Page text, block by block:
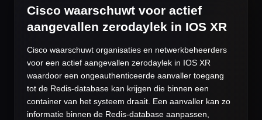
Cisco waarschuwt voor actief
aangevallen zerodaylek in IOS XR
Cisco waarschuwt organisaties en netwerkbeheerders
voor een actief aangevallen zerodaylek in IOS XR
waardoor een ongeauthenticeerde aanvaller toegang
tot de Redis-database kan krijgen die binnen een
container van het systeem draait. Een aanvaller kan zo
informatie binnen de Redis-database aanpassen,